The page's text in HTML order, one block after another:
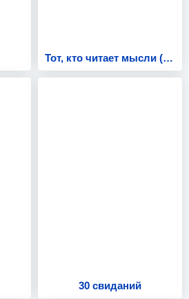
Тот, кто читает мысли (Менталист)
30 свиданий